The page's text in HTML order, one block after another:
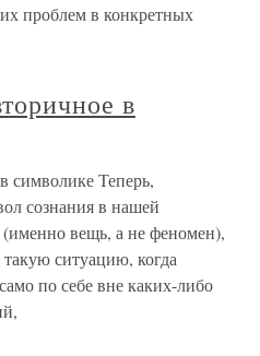
проблем в конкретных
в
символике Теперь,
сознания в нашей
вещь, а не феномен),
ситуацию, когда
по себе вне каких-либо